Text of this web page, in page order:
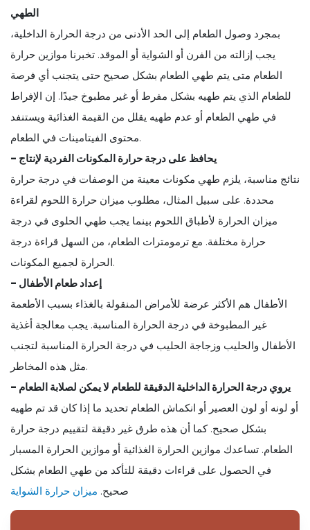
الطهي
بمجرد وصول الطعام إلى الحد الأدنى من درجة الحرارة الداخلية،
يجب إزالته من الفرن أو الشواية أو الموقد. تخبرنا موازين حرارة
الطعام متى يتم طهي الطعام بشكل صحيح حتى يتجنب أي فرصة
للطعام الذي يتم طهيه بشكل مفرط أو غير مطبوخ جيدًا. إن الإفراط
في طهي الطعام أو عدم طهيه يقلل من القيمة الغذائية ويستنفد
محتوى الفيتامينات في الطعام.
- يحافظ على درجة حرارة المكونات الفردية لإنتاج
نتائج مناسبة، يلزم طهي مكونات معينة من الوصفات في درجة حرارة
محددة. على سبيل المثال، مطلوب ميزان حرارة اللحوم لقراءة
ميزان الحرارة لأطباق اللحوم بينما يجب طهي الحلوى في درجة
حرارة مختلفة. مع ترمومترات الطعام، من السهل قراءة درجة
الحرارة لجميع المكونات.
- إعداد طعام الأطفال
الأطفال هم الأكثر عرضة للأمراض المنقولة بالغذاء بسبب الأطعمة
غير المطبوخة في درجة الحرارة المناسبة. يجب معالجة أغذية
الأطفال والحليب وزجاجة الحليب في درجة الحرارة المناسبة لتجنب
مثل هذه المخاطر.
- يروي درجة الحرارة الداخلية الدقيقة للطعام لا يمكن لصلابة الطعام
أو لونه أو لون العصير أو انكماش الطعام تحديد ما إذا كان قد تم طهيه
بشكل صحيح. كما أن هذه طرق غير دقيقة لتقييم درجة حرارة
الطعام. تساعدك موازين الحرارة الغذائية أو موازين الحرارة المسبار
في الحصول على قراءات دقيقة للتأكد من طهي الطعام بشكل
صحيح. ميزان حرارة الشواية